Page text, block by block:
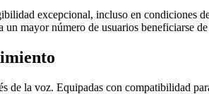
excepcional, incluso en condiciones
mayor número de usuarios beneficiarse
de la voz. Equipadas con compatibilidad